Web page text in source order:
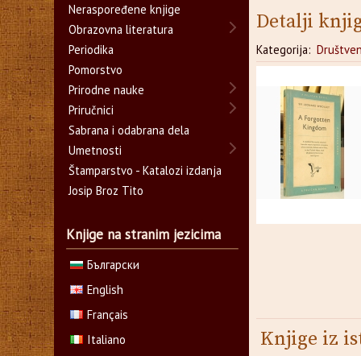
Detalji
Kategorija:
Knjige iz
Neraspoređene knjige
Obrazovna literatura
Periodika
Pomorstvo
Prirodne nauke
Priručnici
Sabrana i odabrana dela
Umetnosti
Štamparstvo - Katalozi izdanja
Josip Broz Tito
Knjige na stranim jezicima
Български
English
Français
Italiano